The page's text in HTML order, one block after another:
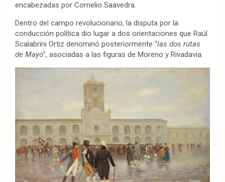
encabezadas por Cornelio Saavedra.
Dentro del campo revolucionario, la disputa por la
conducción política dio lugar a dos orientaciones que Raúl
Scalabrini Ortiz denominó posteriormente “las dos rutas
de Mayo”, asociadas a las figuras de Moreno y Rivadavia.